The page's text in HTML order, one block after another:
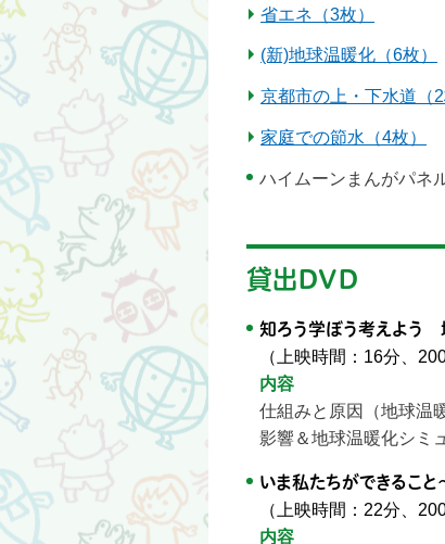
省エネ（3枚）
(新)地球温暖化（6枚）
京都市の上・下水道（2
家庭での節水（4枚）
ハイムーンまんがパネ
貸出DVD
知ろう学ぼう考えよう
（上映時間：16分、
内容
仕組みと原因（地球温
影響＆地球温暖化シミ
いま私たちができるこ
（上映時間：22分、
内容